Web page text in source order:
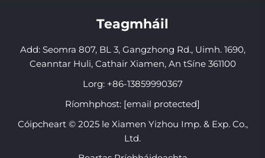
Teagmháil
Add: Seomra 807, BL 3, Gangzhong Rd., Uimh. 1690,
Ceanntar Huli, Cathair Xiamen, An tSíne 361100
Lorg: +86-13859990367
Ríomhphost: [email protected]
Cóipcheart © 2025 le Xiamen Yizhou Imp. & Exp. Co.,
Ltd.